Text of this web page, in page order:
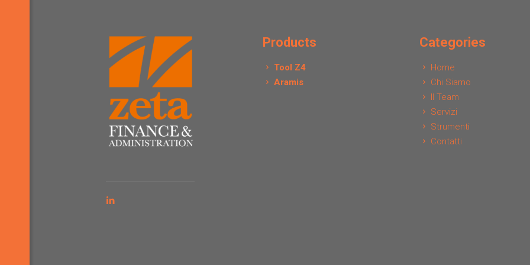
Products
Tool Z4
Aramis
Categories
Home
Chi Siamo
Il Team
Servizi
Strumenti
Contatti